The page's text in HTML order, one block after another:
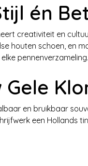
én
creativiteit en
houten schoen, en
pennenverzameling.
en bruikbaar
een Hollands